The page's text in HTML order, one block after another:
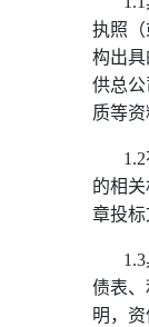
执照
构出
供总
质等资
1.2
的相
章投标
1.3
债表
明，